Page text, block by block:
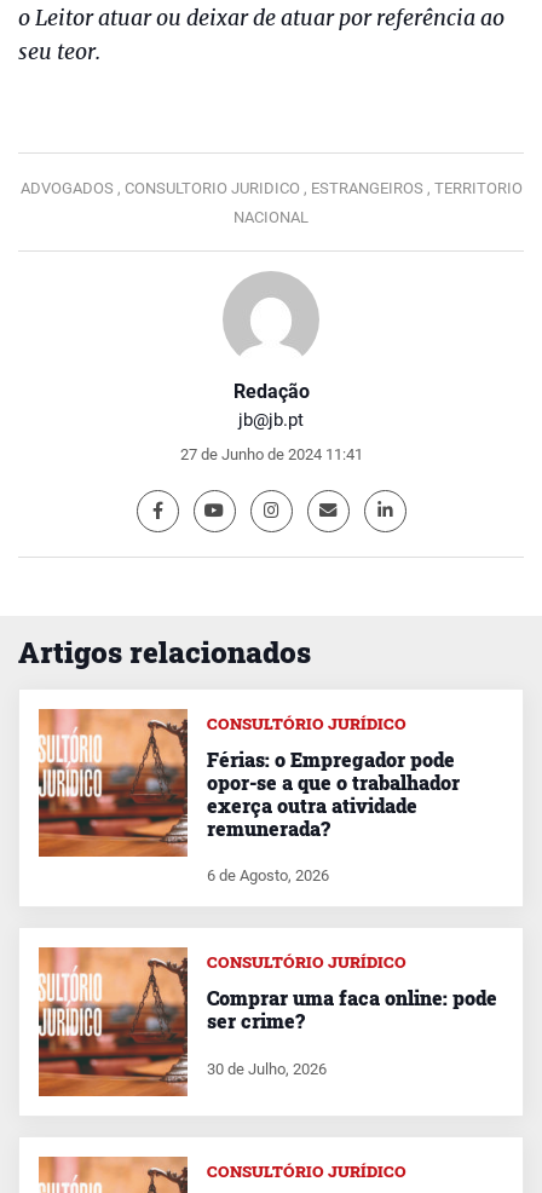
Redação
jb@jb.pt
27 de Junho de 2024 11:41
o Leitor atuar ou deixar de atuar por referência ao
seu teor.
ADVOGADOS , CONSULTORIO JURIDICO , ESTRANGEIROS , TERRITORIO
NACIONAL
Artigos relacionados
CONSULTÓRIO JURÍDICO
Férias: o Empregador pode
opor-se a que o trabalhador
exerça outra atividade
remunerada?
6 de Agosto, 2026
CONSULTÓRIO JURÍDICO
Comprar uma faca online: pode
ser crime?
30 de Julho, 2026
CONSULTÓRIO JURÍDICO